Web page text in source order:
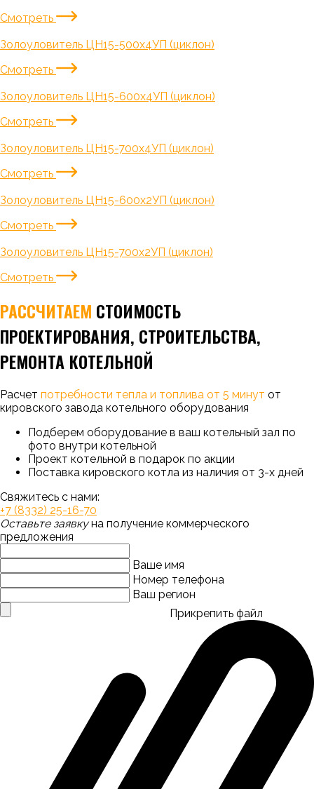
Смотреть
Золоуловитель ЦН15-500х4УП (циклон)
Смотреть
Золоуловитель ЦН15-600х4УП (циклон)
Смотреть
Золоуловитель ЦН15-700х4УП (циклон)
Смотреть
Золоуловитель ЦН15-600х2УП (циклон)
Смотреть
Золоуловитель ЦН15-700х2УП (циклон)
Смотреть
РАССЧИТАЕМ СТОИМОСТЬ
ПРОЕКТИРОВАНИЯ, СТРОИТЕЛЬСТВА,
РЕМОНТА КОТЕЛЬНОЙ
Расчет потребности тепла и топлива от 5 минут от
кировского завода котельного оборудования
Подберем оборудование в ваш котельный зал по
фото внутри котельной
Проект котельной в подарок по акции
Поставка кировского котла из наличия от 3-х дней
Свяжитесь с нами:
+7 (8332) 25-16-70
Оставьте заявкуна получение коммерческого
предложения
Ваше имя
Номер телефона
Ваш регион
Прикрепить файл